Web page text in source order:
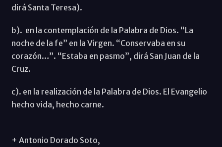
dirá Santa Teresa).
b). en la contemplación de la Palabra de Dios. “La
noche de la fe” en la Virgen. “Conservaba en su
corazón…”. “Estaba en pasmo”, dirá San Juan de la
Cruz.
c). en la realización de la Palabra de Dios. El Evangelio
hecho vida, hecho carne.
+ Antonio Dorado Soto,